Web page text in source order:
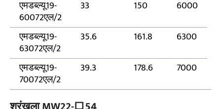
एमडब्ल्यू19-
60072एल/2
33 150 6000
एमडब्ल्यू19-
63072एल/2
35.6 161.8 6300
एमडब्ल्यू19-
70072एल/2
39.3 178.6 7000